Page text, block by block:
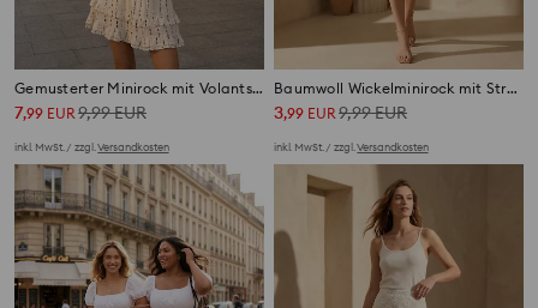
Gemusterter Minirock mit Volants, Viskose und Leinenanteil
7,99 EUR9,99EUR
inkl. MwSt. / zzgl.Versandkosten
Baumwoll Wickelminirock mit Streifen
3,99 EUR9,99EUR
inkl. MwSt. / zzgl.Versandkosten